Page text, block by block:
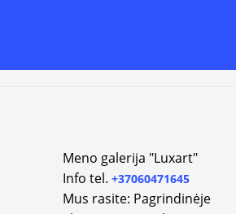
Meno galerija "Luxart"
Info tel. +37060471645
Mus rasite: Pagrindinėje